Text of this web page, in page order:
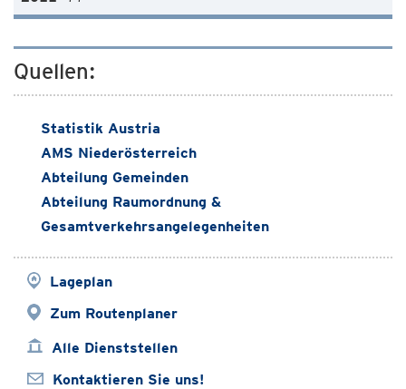
Quellen:
Statistik Austria
AMS Niederösterreich
Abteilung Gemeinden
Abteilung Raumordnung &
Gesamtverkehrsangelegenheiten
Lageplan
Zum Routenplaner
Alle Dienststellen
Kontaktieren Sie uns!